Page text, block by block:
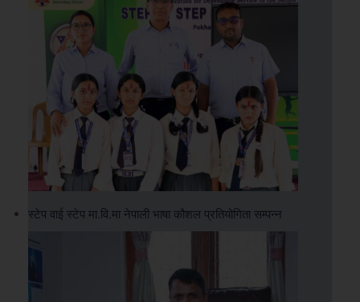
स्टेप वाई स्टेप मा.वि.मा नेपाली भाषा कौशल प्रतियोगिता सम्पन्न